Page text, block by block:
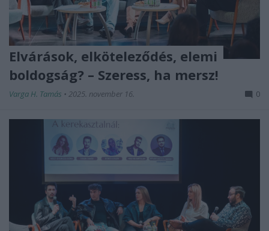
Elvárások, elköteleződés, elemi
boldogság? – Szeress, ha mersz!
Varga H. Tamás • 2025. november 16. 0